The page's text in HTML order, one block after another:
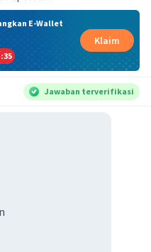
E-Wallet
:35
Klaim
Jawaban terverifikasi